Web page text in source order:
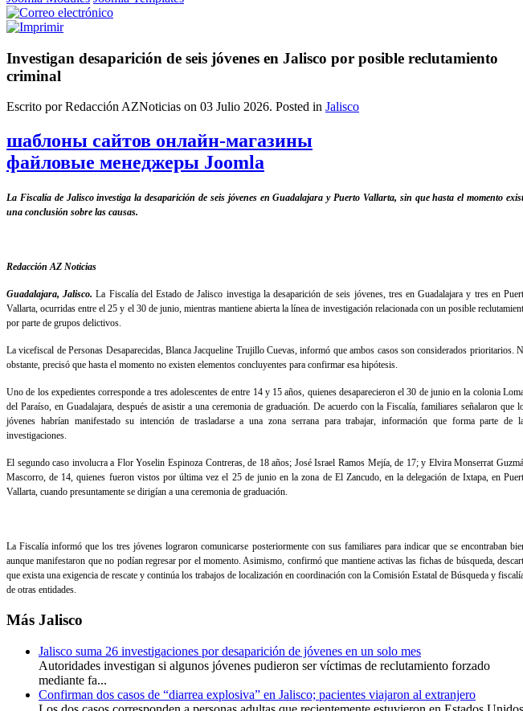
Investigan desaparición de seis jóvenes en Jalisco por posible reclutamiento
criminal
Escrito por Redacción AZNoticias on 03 Julio 2026. Posted in Jalisco
шаблоны сайтов онлайн-магазины
файловые менеджеры Joomla
La Fiscalía de Jalisco investiga la desaparición de seis jóvenes en Guadalajara y Puerto Vallarta, sin que hasta el momento
una conclusión sobre las causas.
Redacción AZ Noticias
Guadalajara, Jalisco. La Fiscalía del Estado de Jalisco investiga la desaparición de seis jóvenes, tres en Guadalajara y tres en
Vallarta, ocurridas entre el 25 y el 30 de junio, mientras mantiene abierta la línea de investigación relacionada con un posible
por parte de grupos delictivos.
La vicefiscal de Personas Desaparecidas, Blanca Jacqueline Trujillo Cuevas, informó que ambos casos son considerados prioritarios.
obstante, precisó que hasta el momento no existen elementos concluyentes para confirmar esa hipótesis.
Uno de los expedientes corresponde a tres adolescentes de entre 14 y 15 años, quienes desaparecieron el 30 de junio en la colonia
del Paraíso, en Guadalajara, después de asistir a una ceremonia de graduación. De acuerdo con la Fiscalía, familiares señalaron que
jóvenes habrían manifestado su intención de trasladarse a una zona serrana para trabajar, información que forma parte de
investigaciones.
El segundo caso involucra a Flor Yoselin Espinoza Contreras, de 18 años; José Israel Ramos Mejía, de 17; y Elvira Monserrat
Mascorro, de 14, quienes fueron vistos por última vez el 25 de junio en la zona de El Zancudo, en la delegación de Ixtapa, en
Vallarta, cuando presuntamente se dirigían a una ceremonia de graduación.
La Fiscalía informó que los tres jóvenes lograron comunicarse posteriormente con sus familiares para indicar que se encontraban
aunque manifestaron que no podían regresar por el momento. Asimismo, confirmó que mantiene activas las fichas de búsqueda,
que exista una exigencia de rescate y continúa los trabajos de localización en coordinación con la Comisión Estatal de Búsqueda y
de otras entidades.
Más Jalisco
Jalisco suma 26 investigaciones por desaparición de jóvenes en un solo mes
Autoridades investigan si algunos jóvenes pudieron ser víctimas de reclutamiento forzado
mediante fa...
Confirman dos casos de “diarrea explosiva” en Jalisco; pacientes viajaron al extranjero